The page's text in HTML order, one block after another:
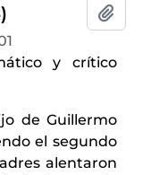
y crítico
de Guillermo
el segundo
alentaron